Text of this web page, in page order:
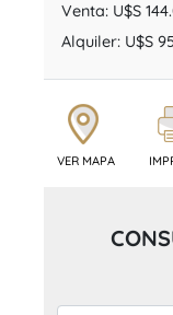
Venta: U$S
Alquiler: U$S
VER MAPA